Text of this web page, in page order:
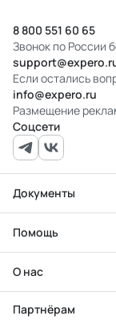
8 800 551 60 65
Звонок по России
Если остались
info@expero.ru
Размещение
Соцсети
Документы
Помощь
О нас
Партнёрам